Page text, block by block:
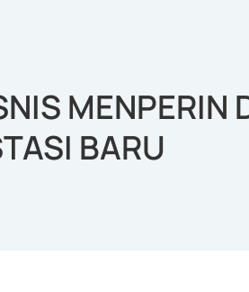
MENPERIN
BARU